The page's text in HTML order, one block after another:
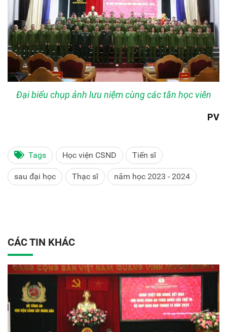
Đại biểu chụp ảnh lưu niệm cùng các tân học viên
PV
Tags Học viện CSND Tiến sĩ
sau đại học Thạc sĩ năm học 2023 - 2024
CÁC TIN KHÁC